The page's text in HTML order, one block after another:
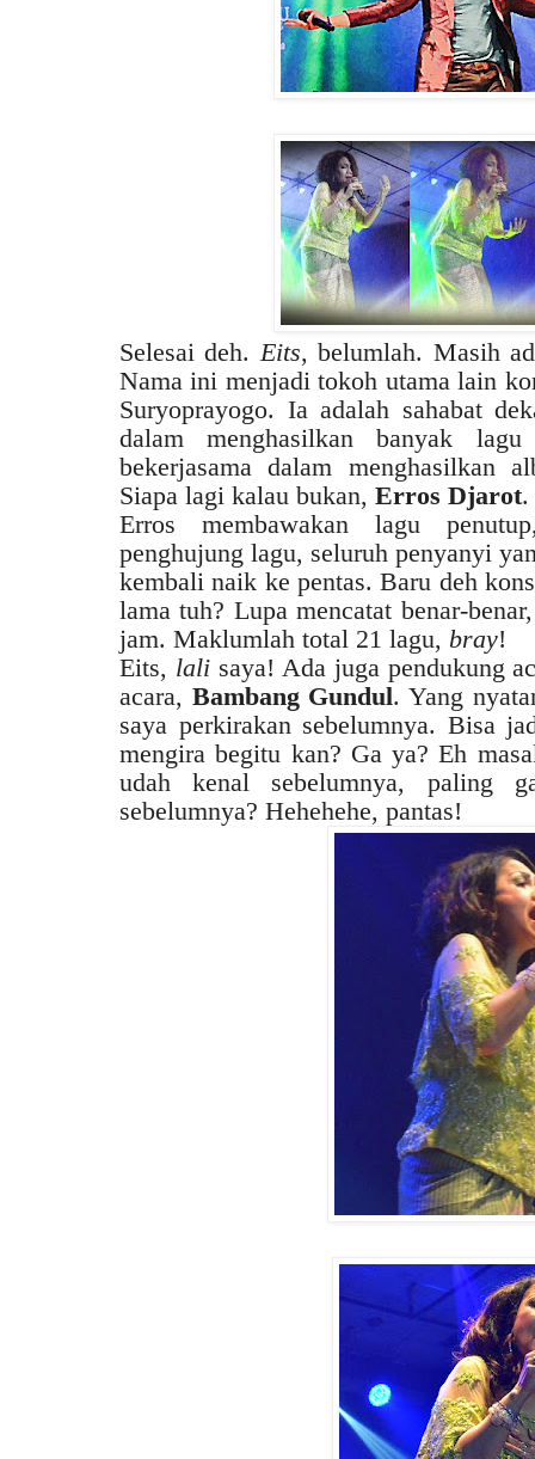
Selesai deh. Eits, belumlah. Masih
Nama ini menjadi tokoh utama lain
Suryoprayogo. Ia adalah sahabat
dalam menghasilkan banyak lagu
bekerjasama dalam menghasilkan
Siapa lagi kalau bukan, Erros Djarot.
Erros membawakan lagu
penghujung lagu, seluruh penyanyi
kembali naik ke pentas. Baru deh
lama tuh? Lupa mencatat benar-
jam. Maklumlah total 21 lagu, bray!
Eits, lalisaya! Ada juga pendukung
acara, Bambang Gundul. Yang
saya perkirakan sebelumnya. Bisa
mengira begitu kan? Ga ya? Eh
udah kenal sebelumnya, paling
sebelumnya? Hehehehe, pantas!